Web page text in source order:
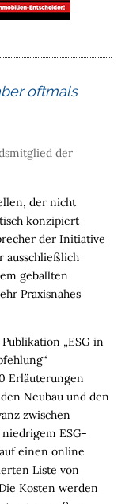
der nicht
konzipiert
der Initiative
ausschließlich
geballten
Praxisnahes
„ESG in
Erläuterungen
Neubau und den
zwischen
ESG-
einen online
Liste von
Kosten werden
oftmals
der